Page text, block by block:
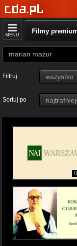
MENU Filmy
Filtruj
Sortuj po